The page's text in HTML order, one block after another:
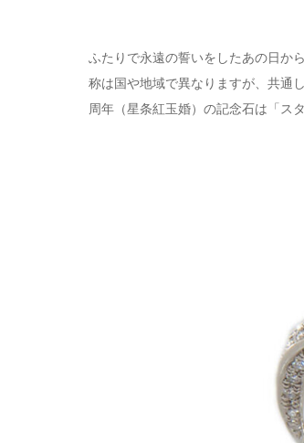
ふたりで永遠の誓いをしたあの日か
称は国や地域で異なりますが、共通
周年（星条紅玉婚）の記念石は「スタ